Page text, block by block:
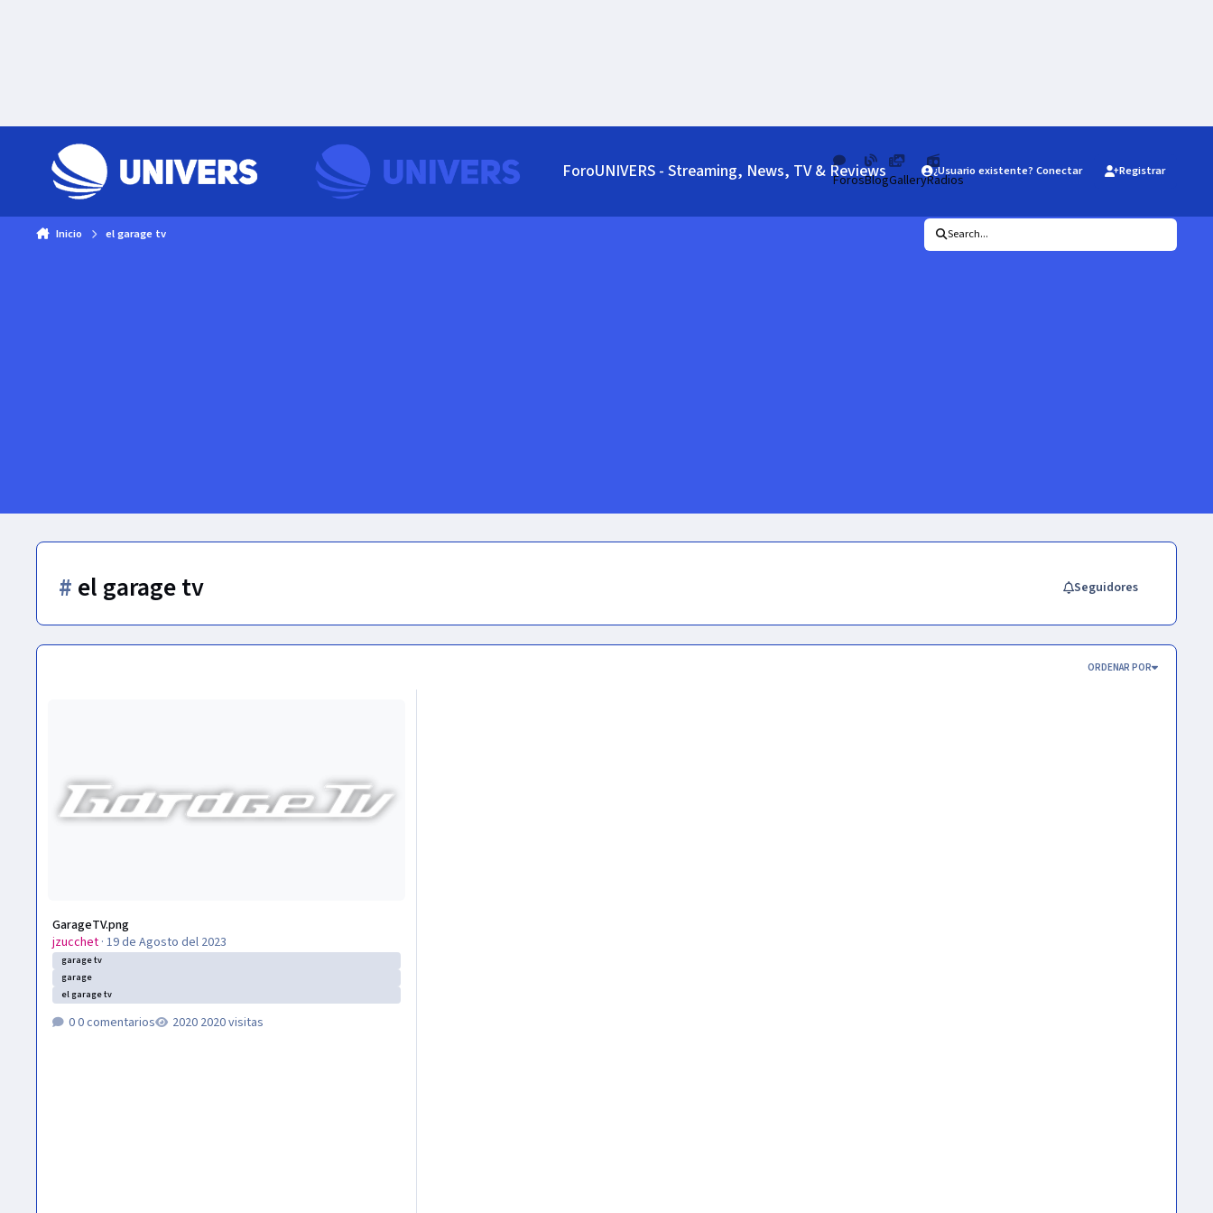
ForoUNIVERS - Streaming, News, TV & Reviews
ForosBlogGalleryRadios
¿Usuario existente? Conectar Registrar
Inicio el garage tv Search...
# el garage tv Seguidores
ORDENAR POR
GarageTV.png
jzucchet· 19 de Agosto del 2023
garage tv
garage
el garage tv
0 comentarios 2020 visitas